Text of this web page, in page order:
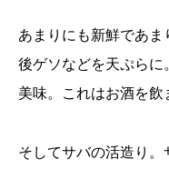
あまりにも新鮮であ
後ゲソなどを天ぷらに
美味。これはお酒を飲
そしてサバの活造り